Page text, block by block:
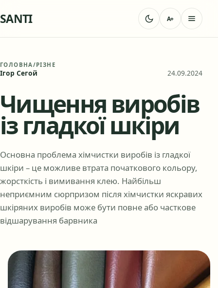
SANTI A+
ГОЛОВНА/РІЗНЕ
Ігор Сегой 24.09.2024
Чищення виробів
із гладкої шкіри
Основна проблема хімчистки виробів із гладкої
шкіри – це можливе втрата початкового кольору,
жорсткість і вимивання клею. Найбільш
неприємним сюрпризом після хімчистки яскравих
шкіряних виробів може бути повне або часткове
відшарування барвника